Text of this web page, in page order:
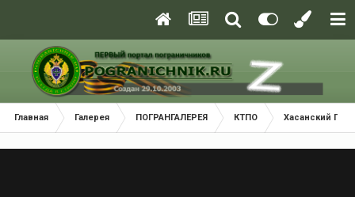
Главная Галерея ПОГРАНГАЛЕРЕЯ КТПО Хасанский